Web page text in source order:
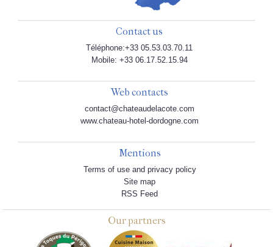
Contact us
Téléphone:+33 05.53.03.70.11
Mobile: +33 06.17.52.15.94
Web contacts
contact@chateaudelacote.com
www.chateau-hotel-dordogne.com
Mentions
Terms of use and privacy policy
Site map
RSS Feed
Our partners